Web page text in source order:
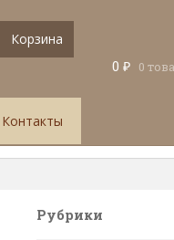
Корзина
0 ₽ 0
Контакты
Рубрики